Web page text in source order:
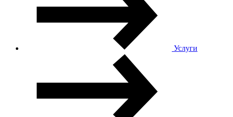
Услуги